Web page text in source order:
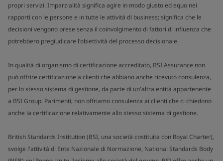
propri servizi. Imparzialità significa agire in modo giusto ed equo nei
rapporti con le persone e in tutte le attività di business; significa che le
decisioni vengono prese senza il coinvolgimento di fattori di influenza che
potrebbero pregiudicare l'obiettività del processo decisionale.
In qualità di organismo di certificazione accreditato, BSI Assurance non
può offrire certificazione a clienti che abbiano anche ricevuto consulenza,
per lo stesso sistema di gestione, da parte di un'altra entità appartenente
a BSI Group. Parimenti, non offriamo consulenza ai clienti che ci chiedono
anche la certificazione relativamente allo stesso sistema di gestione.
British Standards Institution (BSI, una società costituita con Royal Charter),
svolge l'attività di Ente Nazionale di Normazione, National Standards Body